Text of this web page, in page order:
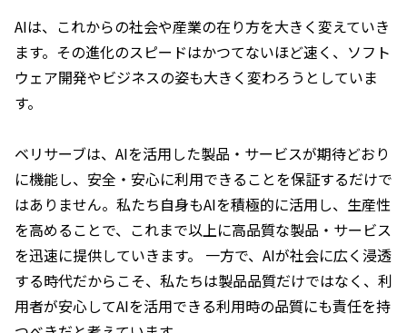
AIは、これからの社会や産業の在り方を大きく変えていき
ます。その進化のスピードはかつてないほど速く、ソフト
ウェア開発やビジネスの姿も大きく変わろうとしていま
す。
ベリサーブは、AIを活用した製品・サービスが期待どおり
に機能し、安全・安心に利用できることを保証するだけで
はありません。私たち自身もAIを積極的に活用し、生産性
を高めることで、これまで以上に高品質な製品・サービス
を迅速に提供していきます。 一方で、AIが社会に広く浸透
する時代だからこそ、私たちは製品品質だけではなく、利
用者が安心してAIを活用できる利用時の品質にも責任を持